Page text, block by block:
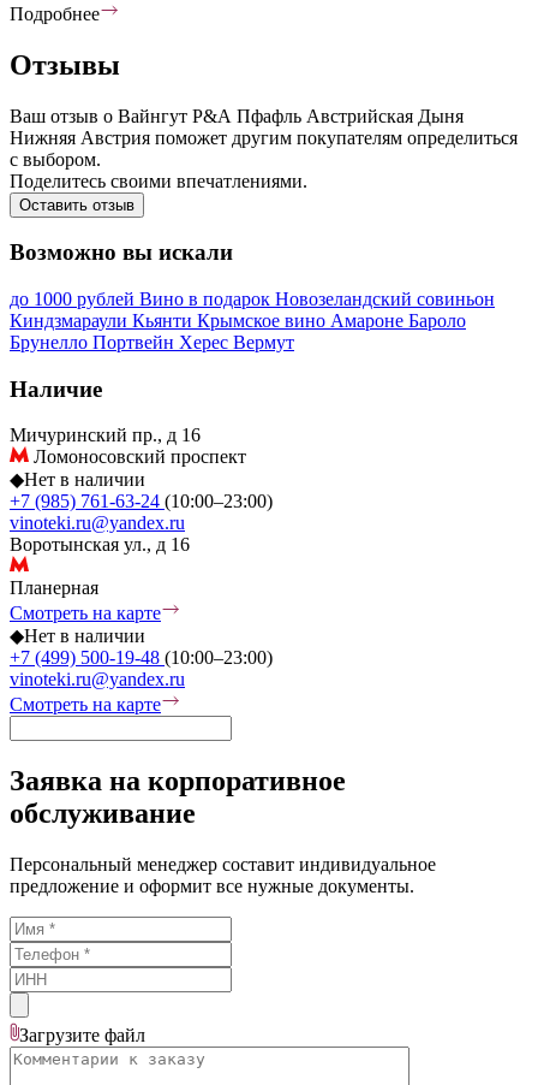
Подробнее
Отзывы
Ваш отзыв о Вайнгут Р&А Пфафль Австрийская Дыня
Нижняя Австрия поможет другим покупателям определиться
с выбором.
Поделитесь своими впечатлениями.
Оставить отзыв
Возможно вы искали
до 1000 рублей Вино в подарок Новозеландский совиньон
Киндзмараули Кьянти Крымское вино Амароне Бароло
Брунелло Портвейн Херес Вермут
Наличие
Мичуринский пр., д 16
Ломоносовский проспект
◆Нет в наличии
+7 (985) 761-63-24 (10:00–23:00)
vinoteki.ru@yandex.ru
Воротынская ул., д 16
Планерная
Смотреть на карте
◆Нет в наличии
+7 (499) 500-19-48 (10:00–23:00)
vinoteki.ru@yandex.ru
Смотреть на карте
Заявка на корпоративное
обслуживание
Персональный менеджер составит индивидуальное
предложение и оформит все нужные документы.
Загрузите файл